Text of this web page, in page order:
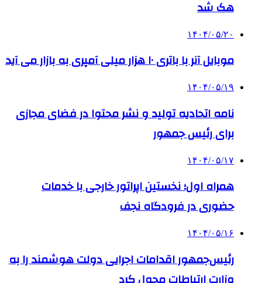
هک شد
۱۴۰۴/۰۵/۲۰
موبایل آنر با باتری ۱۰ هزار میلی آمپری به بازار می آید
۱۴۰۴/۰۵/۱۹
نامه اتحادیه تولید و نشر محتوا در فضای مجازی
برای رئیس جمهور
۱۴۰۴/۰۵/۱۷
همراه اول؛ نخستین اپراتور خارجی با خدمات
حضوری در فرودگاه نجف
۱۴۰۴/۰۵/۱۶
رئیس‌جمهور اقدامات اجرایی دولت هوشمند را به